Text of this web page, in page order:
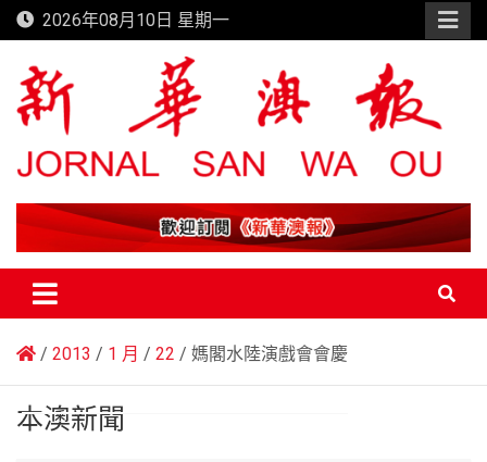
Skip
to
content
2026年08月10日 星期一
新華澳報
2013 1 月 22 媽閣水陸演戲會會慶
本澳新聞